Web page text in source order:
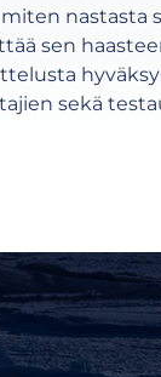
nastasta
sen
sekä